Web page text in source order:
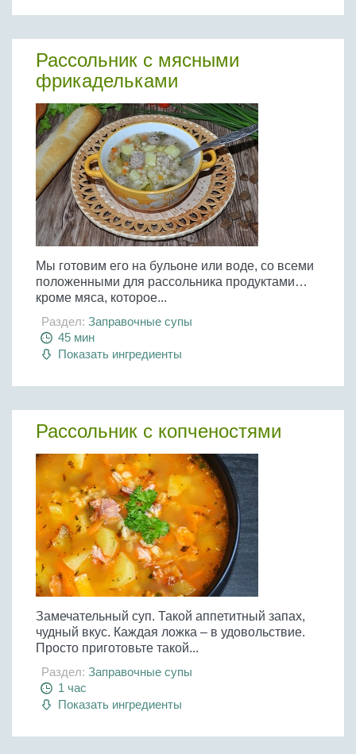
Крупы
Рассольник с мясными
фрикадельками
Мы готовим его на бульоне или воде, со всеми
положенными для рассольника продуктами…
кроме мяса, которое...
Раздел: Заправочные супы
45 мин
Показать ингредиенты
Рассольник с копченостями
Замечательный суп. Такой аппетитный запах,
чудный вкус. Каждая ложка – в удовольствие.
Просто приготовьте такой...
Раздел: Заправочные супы
1 час
Показать ингредиенты